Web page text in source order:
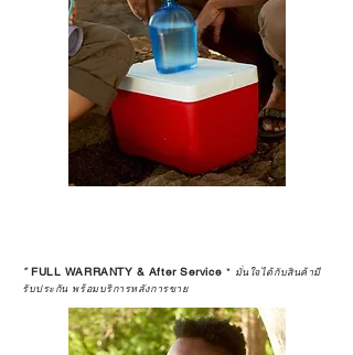
*FULL WARRANTY & After Service * มั่นใจได้กับสินค้ามี
รับประกัน พร้อมบริการหลังการขาย